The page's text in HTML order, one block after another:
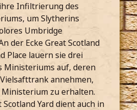
Infiltrierung des
um Slytherins
Umbridge
der Ecke Great Scotland
Place lauern sie drei
Ministeriums auf, deren
annehmen,
zu erhalten.
Yard dient auch in